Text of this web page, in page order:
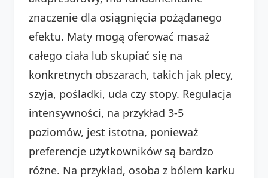
znaczenie dla osiągnięcia pożądanego
efektu. Maty mogą oferować masaż
całego ciała lub skupiać się na
konkretnych obszarach, takich jak plecy,
szyja, pośladki, uda czy stopy. Regulacja
intensywności, na przykład 3-5
poziomów, jest istotna, ponieważ
preferencje użytkowników są bardzo
różne. Na przykład, osoba z bólem karku